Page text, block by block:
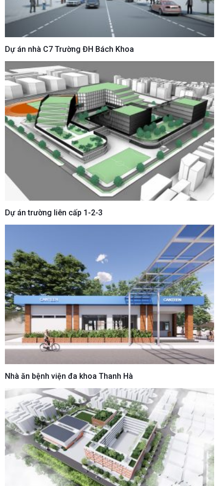
Dự án nhà C7 Trường ĐH Bách Khoa
Dự án trường liên cấp 1-2-3
Nhà ăn bệnh viện đa khoa Thanh Hà